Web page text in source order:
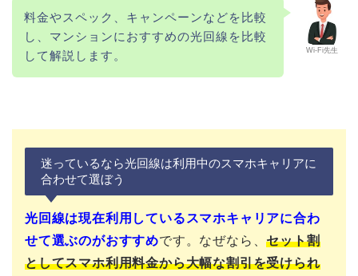
Wi-Fi先生
料金やスペック、キャンペーンなどを比較
し、マンションにおすすめの光回線を比較
して解説します。
迷っているなら光回線は利用中のスマホキャリアに
合わせて選ぼう
光回線は現在利用しているスマホキャリアに合わ
せて選ぶのがおすすめです。なぜなら、セット割
としてスマホ利用料金から大幅な割引を受けられ